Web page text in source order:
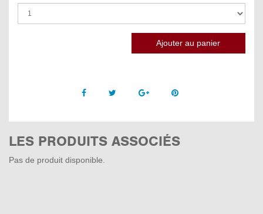
Facebook Twitter Google +Pinterest
LES PRODUITS ASSOCIÉS
Pas de produit disponible.